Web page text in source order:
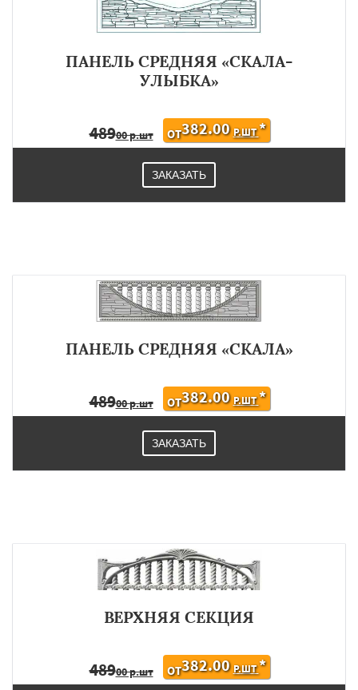
ПАНЕЛЬ СРЕДНЯЯ «СКАЛА-
УЛЫБКА»
48900 р.шт ОТ382.00 Р.ШТ*
ЗАКАЗАТЬ
ПАНЕЛЬ СРЕДНЯЯ «СКАЛА»
48900 р.шт ОТ382.00 Р.ШТ*
ЗАКАЗАТЬ
ВЕРХНЯЯ СЕКЦИЯ
48900 р.шт ОТ382.00 Р.ШТ*